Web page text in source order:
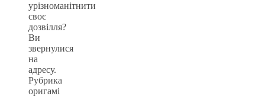
урізноманітнити
своє
дозвілля?
Ви
звернулися
на
адресу.
Рубрика
оригамі